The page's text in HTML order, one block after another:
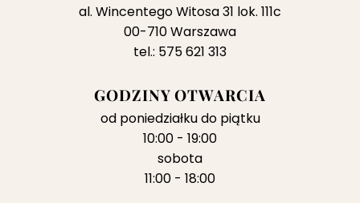
al. Wincentego Witosa 31 lok. 111c
00-710 Warszawa
tel.: 575 621 313
GODZINY OTWARCIA
od poniedziałku do piątku
10:00 - 19:00
sobota
11:00 - 18:00